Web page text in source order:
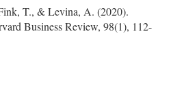
T., & Levina, A. (2020).
Business Review, 98(1), 112-